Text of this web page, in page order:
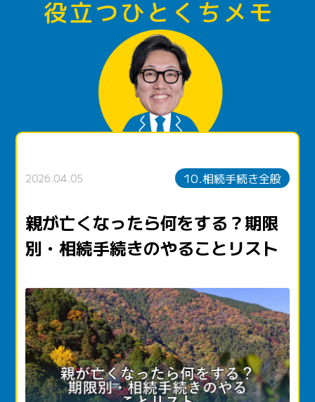
2026.04.05 10.相続手続き全般
親が亡くなったら何をする？期限
別・相続手続きのやることリスト